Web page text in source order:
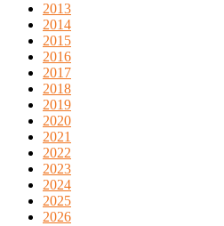
2013
2014
2015
2016
2017
2018
2019
2020
2021
2022
2023
2024
2025
2026